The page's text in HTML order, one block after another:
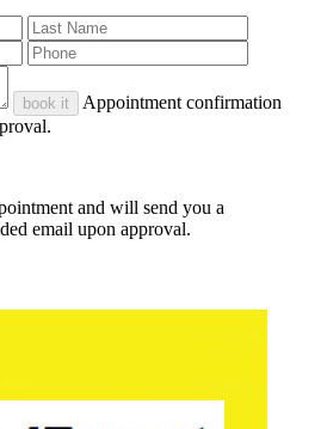
book it
Appointment confirmation
and will send you a
email upon approval.